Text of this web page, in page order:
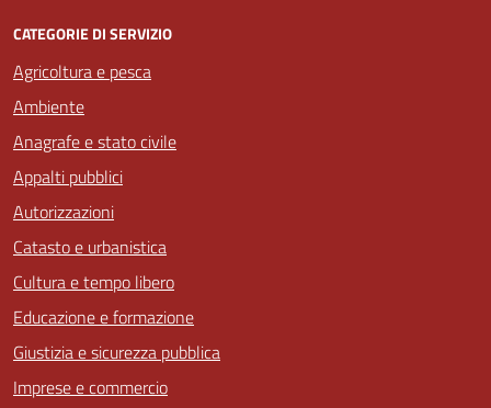
CATEGORIE DI SERVIZIO
Agricoltura e pesca
Ambiente
Anagrafe e stato civile
Appalti pubblici
Autorizzazioni
Catasto e urbanistica
Cultura e tempo libero
Educazione e formazione
Giustizia e sicurezza pubblica
Imprese e commercio